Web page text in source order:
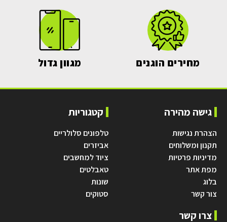
מחירים הוגנים מגוון גדול
גישה מהירה
הצהרת נגישות
תקנון ומשלוחים
מדיניות פרטיות
מפת אתר
בלוג
צור קשר
קטגוריות
טלפונים סלולריים
אביזרים
ציוד למחשבים
טאבלטים
שונות
סטוקים
צרו קשר